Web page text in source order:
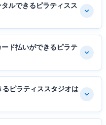
ルできるピラティスス
ド払いができるピラテ
ピラティススタジオは